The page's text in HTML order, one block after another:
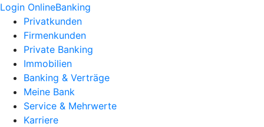
Login OnlineBanking
Privatkunden
Firmenkunden
Private Banking
Immobilien
Banking & Verträge
Meine Bank
Service & Mehrwerte
Karriere